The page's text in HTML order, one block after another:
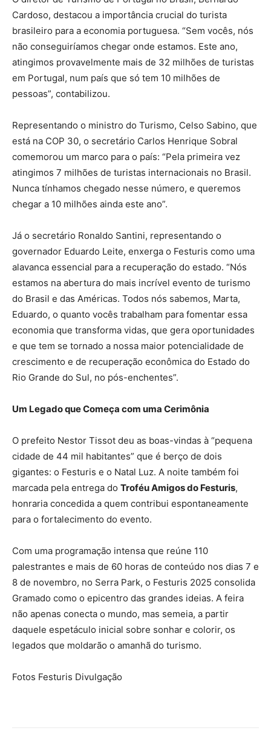
Cardoso, destacou a importância crucial do turista
brasileiro para a economia portuguesa. “Sem vocês, nós
não conseguiríamos chegar onde estamos. Este ano,
atingimos provavelmente mais de 32 milhões de turistas
em Portugal, num país que só tem 10 milhões de
pessoas”, contabilizou.
Representando o ministro do Turismo, Celso Sabino, que
está na COP 30, o secretário Carlos Henrique Sobral
comemorou um marco para o país: “Pela primeira vez
atingimos 7 milhões de turistas internacionais no Brasil.
Nunca tínhamos chegado nesse número, e queremos
chegar a 10 milhões ainda este ano”.
Já o secretário Ronaldo Santini, representando o
governador Eduardo Leite, enxerga o Festuris como uma
alavanca essencial para a recuperação do estado. “Nós
estamos na abertura do mais incrível evento de turismo
do Brasil e das Américas. Todos nós sabemos, Marta,
Eduardo, o quanto vocês trabalham para fomentar essa
economia que transforma vidas, que gera oportunidades
e que tem se tornado a nossa maior potencialidade de
crescimento e de recuperação econômica do Estado do
Rio Grande do Sul, no pós-enchentes”.
Um Legado que Começa com uma Cerimônia
O prefeito Nestor Tissot deu as boas-vindas à “pequena
cidade de 44 mil habitantes” que é berço de dois
gigantes: o Festuris e o Natal Luz. A noite também foi
marcada pela entrega do Troféu Amigos do Festuris,
honraria concedida a quem contribui espontaneamente
para o fortalecimento do evento.
Com uma programação intensa que reúne 110
palestrantes e mais de 60 horas de conteúdo nos dias 7 e
8 de novembro, no Serra Park, o Festuris 2025 consolida
Gramado como o epicentro das grandes ideias. A feira
não apenas conecta o mundo, mas semeia, a partir
daquele espetáculo inicial sobre sonhar e colorir, os
legados que moldarão o amanhã do turismo.
Fotos Festuris Divulgação